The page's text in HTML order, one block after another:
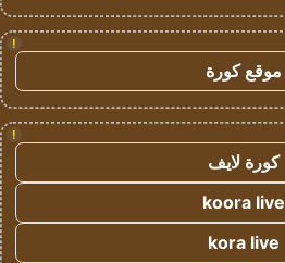
!
موقع كورة
!
كورة لايف
koora live
kora live